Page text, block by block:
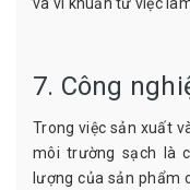
7. Công
Trong việc sản xuất
môi trường sạch là
lượng của sản phẩm